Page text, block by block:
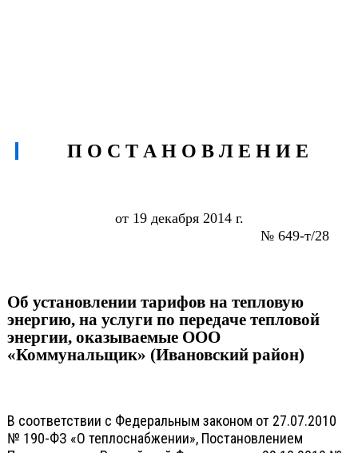
П О С Т А Н О В Л Е Н И Е
от 19 декабря 2014 г.
№ 649-т/28
Об установлении тарифов на тепловую
энергию, на услуги по передаче тепловой
энергии, оказываемые ООО
«Коммунальщик» (Ивановский район)
В соответствии с Федеральным законом от 27.07.2010
№ 190-ФЗ «О теплоснабжении», Постановлением